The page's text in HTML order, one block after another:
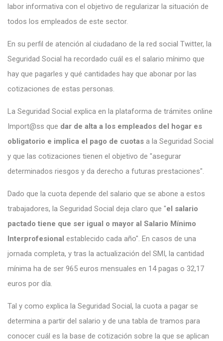
labor informativa con el objetivo de regularizar la situación de
todos los empleados de este sector.
En su perfil de atención al ciudadano de la red social Twitter, la
Seguridad Social ha recordado cuál es el salario mínimo que
hay que pagarles y qué cantidades hay que abonar por las
cotizaciones de estas personas.
La Seguridad Social explica en la plataforma de trámites online
Import@ss que dar de alta a los empleados del hogar es
obligatorio e implica el pago de cuotas a la Seguridad Social
y que las cotizaciones tienen el objetivo de "asegurar
determinados riesgos y da derecho a futuras prestaciones".
Dado que la cuota depende del salario que se abone a estos
trabajadores, la Seguridad Social deja claro que "el salario
pactado tiene que ser igual o mayor al Salario Mínimo
Interprofesional establecido cada año". En casos de una
jornada completa, y tras la actualización del SMI, la cantidad
mínima ha de ser 965 euros mensuales en 14 pagas o 32,17
euros por día.
Tal y como explica la Seguridad Social, la cuota a pagar se
determina a partir del salario y de una tabla de tramos para
conocer cuál es la base de cotización sobre la que se aplican